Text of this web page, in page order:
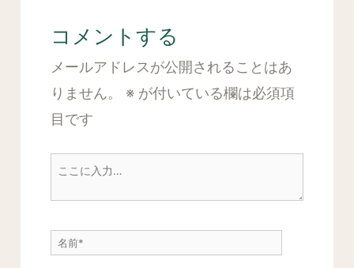
コメントする
メールアドレスが公開されることはあ
りません。
※ が付いている欄は必須項
目です
こ
入
名